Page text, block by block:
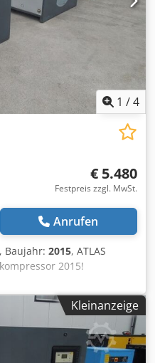
1 /4
€ 5.480
Festpreis zzgl. MwSt.
Anrufen
, Baujahr: 2015, ATLAS
2015!
GA30 Maschine mit
Technische Daten:
Druck max. 7,5 bar;
23500 netto 28905
betriebsbereit,
I Iopfx Am Aor
Kleinanzeige